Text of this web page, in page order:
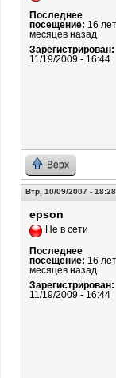
Последнее
посещение: 16
месяцев назад
Зарегистрирован:
11/19/2009 - 16:44
Верх
Втр, 10/09/2007 - 18:28
epson
Не в сети
Последнее
посещение: 16
месяцев назад
Зарегистрирован:
11/19/2009 - 16:44